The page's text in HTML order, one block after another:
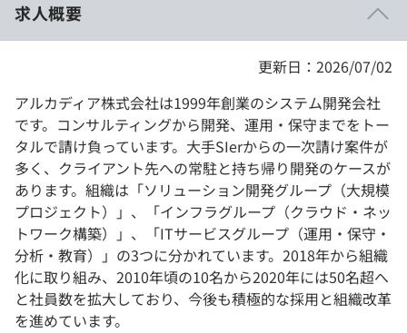
契約内容・クーポン
求人概要
更新日：2026/07/02
アルカディア株式会社は1999年創業のシステム開発会社
です。コンサルティングから開発、運用・保守までをトー
タルで請け負っています。大手SIerからの一次請け案件が
多く、クライアント先への常駐と持ち帰り開発のケースが
あります。組織は「ソリューション開発グループ（大規模
プロジェクト）」、「インフラグループ（クラウド・ネッ
トワーク構築）」、「ITサービスグループ（運用・保守・
分析・教育）」の3つに分かれています。2018年から組織
化に取り組み、2010年頃の10名から2020年には50名超へ
と社員数を拡大しており、今後も積極的な採用と組織改革
を進めています。